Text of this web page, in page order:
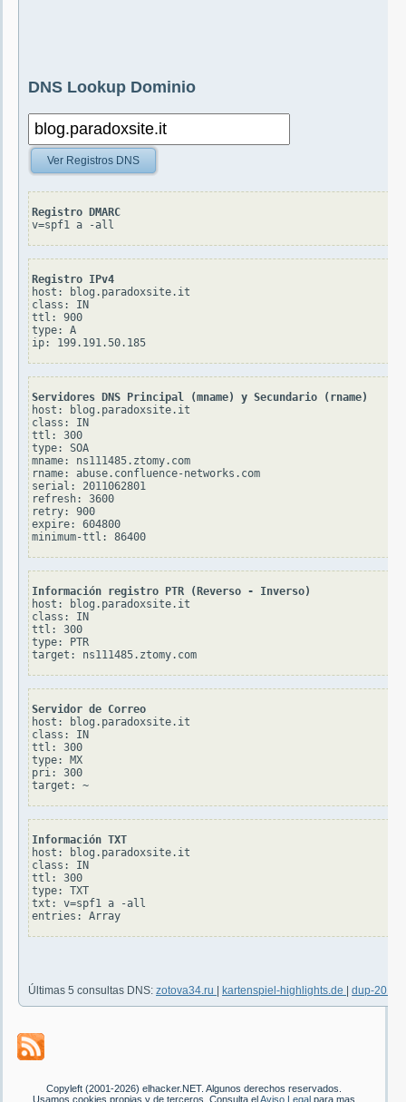
DNS Lookup Dominio
Ver Registros DNS
Registro DMARC
v=spf1 a -all
Registro IPv4
host: blog.paradoxsite.it
class: IN
ttl: 900
type: A
Servidores DNS Principal (mname) y Secundario (rname)
host: blog.paradoxsite.it
class: IN
ttl: 300
type: SOA
mname: ns111485.ztomy.com
rname: abuse.confluence-networks.com
serial: 2011062801
refresh: 3600
retry: 900
expire: 604800
Información registro PTR (Reverso - Inverso)
host: blog.paradoxsite.it
class: IN
ttl: 300
type: PTR
Servidor de Correo
host: blog.paradoxsite.it
class: IN
ttl: 300
type: MX
pri: 300
Información TXT
host: blog.paradoxsite.it
class: IN
ttl: 300
type: TXT
txt: v=spf1 a -all
Últimas 5 consultas DNS: zotova34.ru kartenspiel-highlights.de dup-201-
Copyleft (2001-2026) elhacker.NET. Algunos derechos reservados.
Usamos cookies propias y de terceros. Consulta el Aviso Legal para mas